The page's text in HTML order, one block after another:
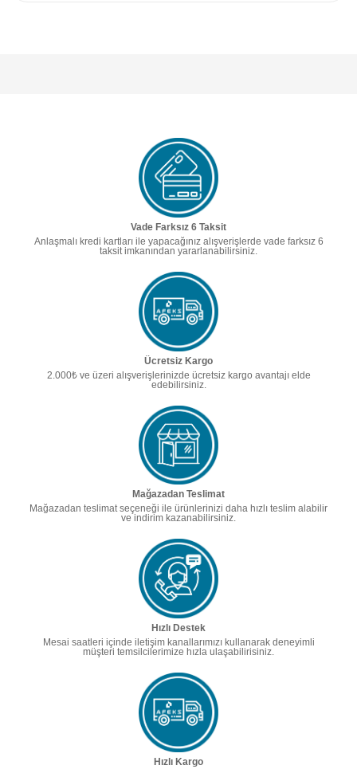
Vade Farksız 6 Taksit
Anlaşmalı kredi kartları ile yapacağınız alışverişlerde vade farksız 6
taksit imkanından yararlanabilirsiniz.
Ücretsiz Kargo
2.000₺ ve üzeri alışverişlerinizde ücretsiz kargo avantajı elde
edebilirsiniz.
Mağazadan Teslimat
Mağazadan teslimat seçeneği ile ürünlerinizi daha hızlı teslim alabilir
ve indirim kazanabilirsiniz.
Hızlı Destek
Mesai saatleri içinde iletişim kanallarımızı kullanarak deneyimli
müşteri temsilcilerimize hızla ulaşabilirisiniz.
Hızlı Kargo